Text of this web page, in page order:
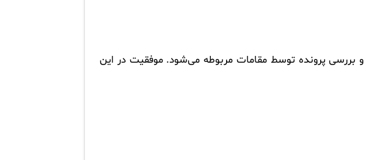
بررسی پرونده توسط مقامات مربوطه می‌شود. موفقیت در این